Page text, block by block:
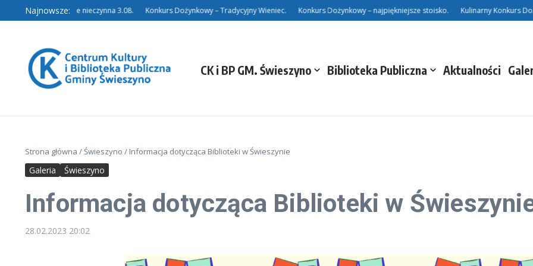
Przejdź do treści
Najnowsze:
Filia w Niedalinie nieczynna 3.08. Konkurs Dożynkowy – Tradycyjny Wieniec. Konkurs Dożynkowy – najpiękniejsze stoisko. Kulinarny Konkurs
CK i BP GM. Świeszyno Biblioteka Publiczna Aktualności
Strona główna /Świeszyno / Informacja dotycząca Biblioteki w Świeszynie
Galeria Świeszyno
Informacja dotycząca Biblioteki w
28.02.2023 20:02